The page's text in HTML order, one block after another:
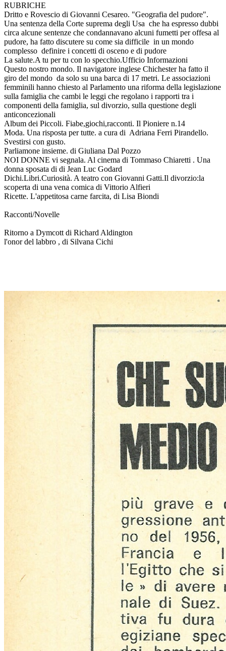
RUBRICHE
Dritto e Rovescio di Giovanni Cesareo. "Geografia del pudore".
Una sentenza della Corte suprema degli Usa che ha espresso dubbi
circa alcune sentenze che condannavano alcuni fumetti per offesa al
pudore, ha fatto discutere su come sia difficile in un mondo
complesso definire i concetti di osceno e di pudore
La salute.A tu per tu con lo specchio.Ufficio Informazioni
Questo nostro mondo. Il navigatore inglese Chichester ha fatto il
giro del mondo da solo su una barca di 17 metri. Le associazioni
femminili hanno chiesto al Parlamento una riforma della legislazione
sulla famiglia che cambi le leggi che regolano i rapporti tra i
componenti della famiglia, sul divorzio, sulla questione degli
anticoncezionali
Album dei Piccoli. Fiabe,giochi,racconti. Il Pioniere n.14
Moda. Una risposta per tutte. a cura di Adriana Ferri Pirandello.
Svestirsi con gusto.
Parliamone insieme. di Giuliana Dal Pozzo
NOI DONNE vi segnala. Al cinema di Tommaso Chiaretti . Una
donna sposata di di Jean Luc Godard
Dichi.Libri.Curiosità. A teatro con Giovanni Gatti.Il divorzio:la
scoperta di una vena comica di Vittorio Alfieri
Ricette. L'appetitosa carne farcita, di Lisa Biondi
Racconti/Novelle
Ritorno a Dymcott di Richard Aldington
l'onor del labbro , di Silvana Cichi